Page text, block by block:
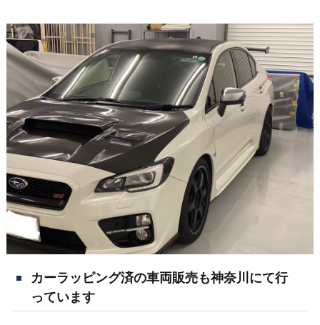
カーラッピング済の車両販売も神奈川にて行
っています